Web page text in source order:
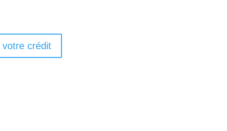
votre crédit